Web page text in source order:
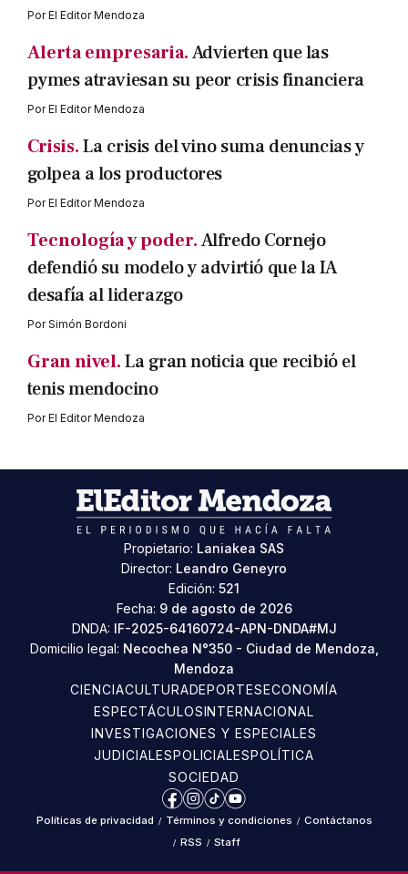
PorEl Editor Mendoza
Alerta empresaria.Advierten que las
pymes atraviesan su peor crisis financiera
PorEl Editor Mendoza
Crisis.La crisis del vino suma denuncias y
golpea a los productores
PorEl Editor Mendoza
Tecnología y poder.Alfredo Cornejo
defendió su modelo y advirtió que la IA
desafía al liderazgo
PorSimón Bordoni
Gran nivel.La gran noticia que recibió el
tenis mendocino
PorEl Editor Mendoza
Propietario: Laniakea SAS
Director: Leandro Geneyro
Edición: 521
Fecha: 9 de agosto de 2026
DNDA: IF-2025-64160724-APN-DNDA#MJ
Domicilio legal: Necochea N°350 - Ciudad de Mendoza,
Mendoza
CIENCIACULTURADEPORTESECONOMÍA
ESPECTÁCULOSINTERNACIONAL
INVESTIGACIONES Y ESPECIALES
JUDICIALESPOLICIALESPOLÍTICA
SOCIEDAD
Facebook
Instagram
TikTokYouTube
Políticas de privacidad / Términos y condiciones / Contáctanos
/ RSS / Staff